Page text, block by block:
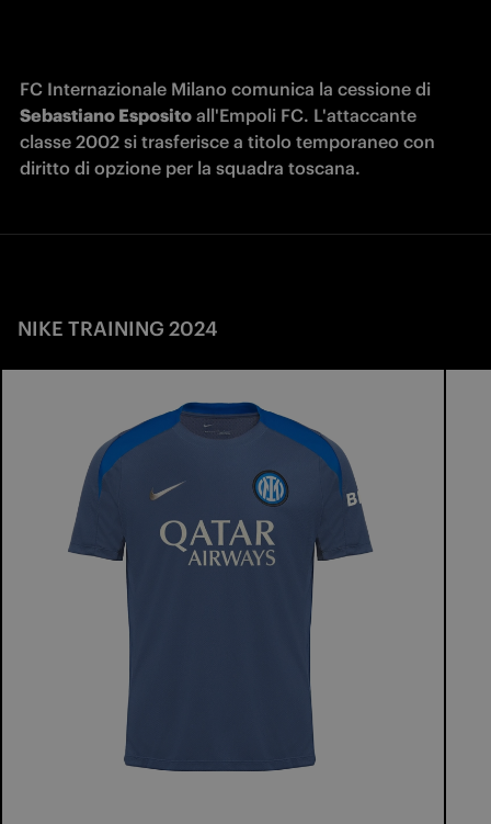
Sebastiano Esposito all'Empoli FC. L'attaccante
classe 2002 si trasferisce a titolo temporaneo con
diritto di opzione per la squadra toscana.
NIKE TRAINING 2024